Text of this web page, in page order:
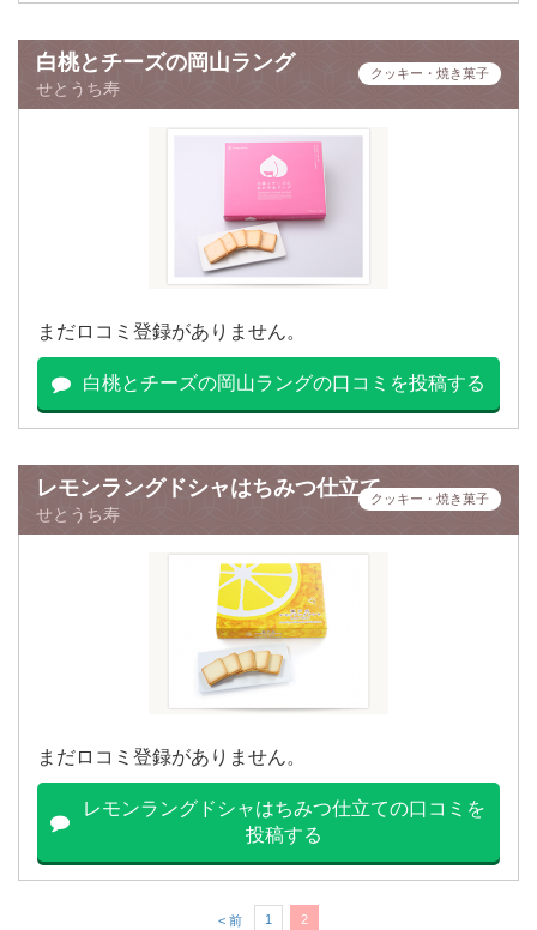
白桃とチーズの岡山ラング
せとうち寿
クッキー・焼き菓子
まだロコミ登録がありません。
白桃とチーズの岡山ラングの口コミを投稿する
レモンラングドシャはちみつ仕立て
せとうち寿
クッキー・焼き菓子
まだロコミ登録がありません。
レモンラングドシャはちみつ仕立ての口コミを
投稿する
< 前 1 2